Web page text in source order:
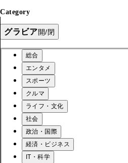
Category
グラビア開/閉
総合
エンタメ
スポーツ
クルマ
ライフ・文化
社会
政治・国際
経済・ビジネス
IT・科学